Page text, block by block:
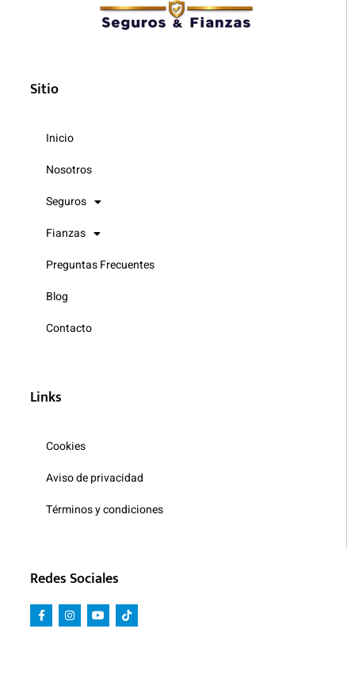
Sitio
Inicio
Nosotros
Seguros
Fianzas
Preguntas Frecuentes
Blog
Contacto
Links
Cookies
Aviso de privacidad
Términos y condiciones
Redes Sociales